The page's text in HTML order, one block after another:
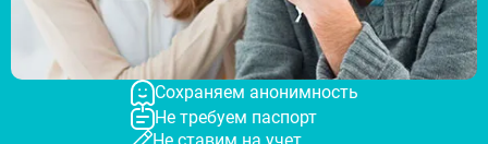
Сохраняем анонимность
Не требуем паспорт